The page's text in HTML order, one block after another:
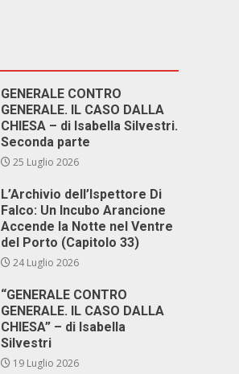
GENERALE CONTRO
GENERALE. IL CASO DALLA
CHIESA – di Isabella Silvestri.
Seconda parte
25 Luglio 2026
L’Archivio dell’Ispettore Di
Falco: Un Incubo Arancione
Accende la Notte nel Ventre
del Porto (Capitolo 33)
24 Luglio 2026
“GENERALE CONTRO
GENERALE. IL CASO DALLA
CHIESA” – di Isabella
Silvestri
19 Luglio 2026